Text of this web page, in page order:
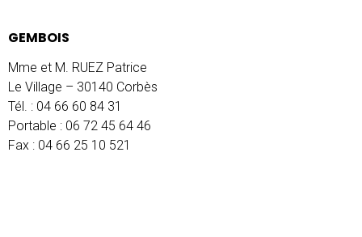
GEMBOIS
Mme et M. RUEZ Patrice
Le Village – 30140 Corbès
Tél. : 04 66 60 84 31
Portable : 06 72 45 64 46
Fax : 04 66 25 10 521